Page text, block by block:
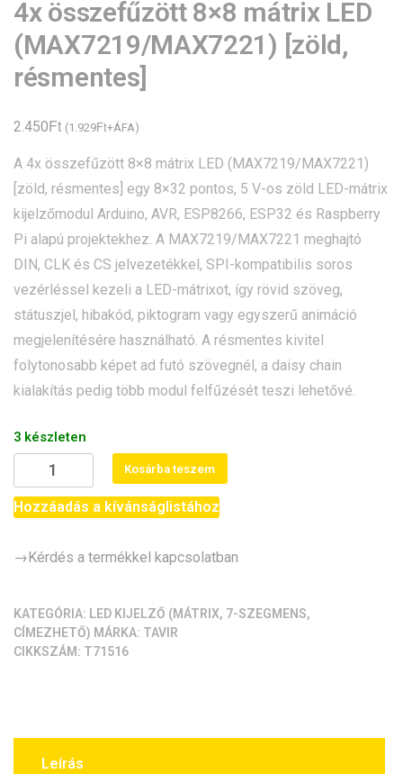
4x összefűzött 8×8 mátrix LED
(MAX7219/MAX7221) [zöld,
résmentes]
2.450Ft (1.929Ft+ÁFA)
A 4x összefűzött 8×8 mátrix LED (MAX7219/MAX7221)
[zöld, résmentes] egy 8×32 pontos, 5 V-os zöld LED-mátrix
kijelzőmodul Arduino, AVR, ESP8266, ESP32 és Raspberry
Pi alapú projektekhez. A MAX7219/MAX7221 meghajtó
DIN, CLK és CS jelvezetékkel, SPI-kompatibilis soros
vezérléssel kezeli a LED-mátrixot, így rövid szöveg,
státuszjel, hibakód, piktogram vagy egyszerű animáció
megjelenítésére használható. A résmentes kivitel
folytonosabb képet ad futó szövegnél, a daisy chain
kialakítás pedig több modul felfűzését teszi lehetővé.
3 készleten
összefűzött
8x8
LED
résmentes]
mennyiség
Kosárba teszem
Hozzáadás a kívánságlistához
→Kérdés a termékkel kapcsolatban
KATEGÓRIA: LED KIJELZŐ (MÁTRIX, 7-SZEGMENS,
CÍMEZHETŐ) MÁRKA: TAVIR
CIKKSZÁM: T71516
Leírás